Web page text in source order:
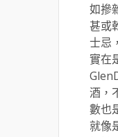
如摻
甚或
士忌
實在
酒，
數也
就像